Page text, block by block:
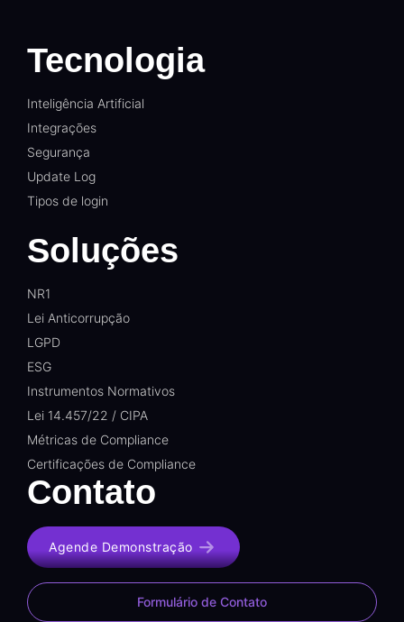
Tecnologia
Inteligência Artificial
Integrações
Segurança
Update Log
Tipos de login
Soluções
NR1
Lei Anticorrupção
LGPD
ESG
Instrumentos Normativos
Lei 14.457/22 / CIPA
Métricas de Compliance
Certificações de Compliance
Contato
Agende Demonstração
Formulário de Contato